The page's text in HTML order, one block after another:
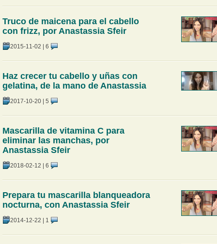
Truco de maicena para el cabello
con frizz, por Anastassia Sfeir
2015-11-02 | 6
Haz crecer tu cabello y uñas con
gelatina, de la mano de Anastassia
2017-10-20| 5
Mascarilla de vitamina C para
eliminar las manchas, por
Anastassia Sfeir
2018-02-12 | 6
Prepara tu mascarilla blanqueadora
nocturna, con Anastassia Sfeir
2014-12-22 | 1